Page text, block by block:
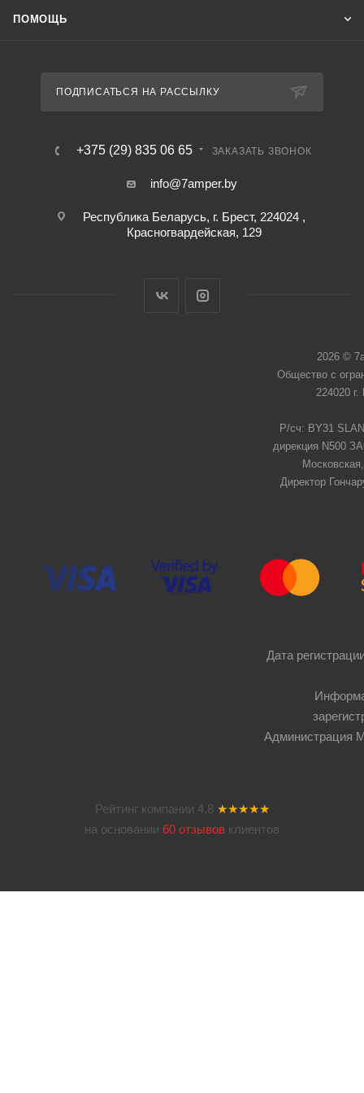
ПОМОЩЬ
ПОДПИСАТЬСЯ НА РАССЫЛКУ
+375 (29) 835 06 65 ЗАКАЗАТЬ ЗВОНОК
info@7amper.by
Республика Беларусь, г. Брест, 224024 ,
Красногвардейская, 129
2026 ©
Общество с
224020
Р/сч: BY31
дирекция N500
Директор
Дата
Администрация
Рейтинг компании 4.8 ★★★★★
на основании 60 отзывов клиентов